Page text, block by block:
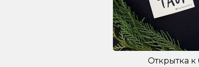
Открытка к